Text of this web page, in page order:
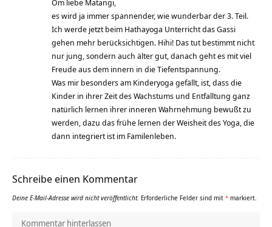
Om liebe Matangi,
es wird ja immer spannender, wie wunderbar der 3. Teil.
Ich werde jetzt beim Hathayoga Unterricht das Gassi
gehen mehr berücksichtigen. Hihi! Das tut bestimmt nicht
nur jung, sondern auch älter gut, danach geht es mit viel
Freude aus dem innern in die Tiefentspannung.
Was mir besonders am Kinderyoga gefällt, ist, dass die
Kinder in ihrer Zeit des Wachstums und Entfalltung ganz
natürlich lernen ihrer inneren Wahrnehmung bewußt zu
werden, dazu das frühe lernen der Weisheit des Yoga, die
dann integriert ist im Familenleben.
Schreibe einen Kommentar
Deine E-Mail-Adresse wird nicht veröffentlicht. Erforderliche Felder sind mit * markiert.